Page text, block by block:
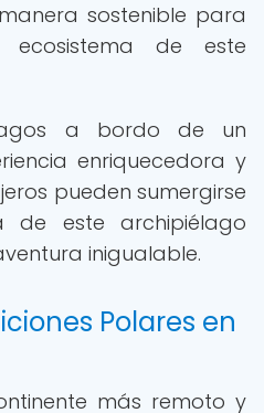
sostenible para
de este
a bordo de un
enriquecedora y
pueden sumergirse
de este archipiélago
inigualable.
Polares en
más remoto y